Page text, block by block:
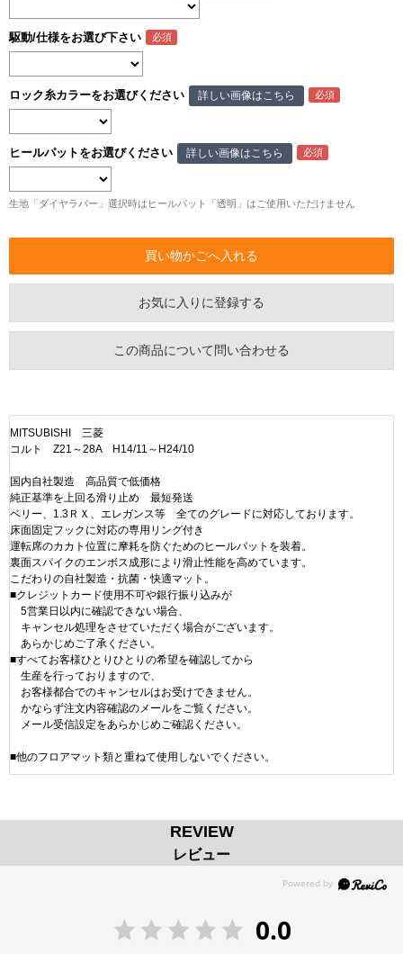
駆動/仕様をお選び下さい
ロック糸カラーをお選びください 詳しい画像はこちら
ヒールパットをお選びください 詳しい画像はこちら
生地「ダイヤラバー」選択時はヒールパット「透明」はご使用いただけません
お気に入りに登録する
この商品について問い合わせる
MITSUBISHI 三菱
コルト Z21～28A H14/11～H24/10
国内自社製造 高品質で低価格
純正基準を上回る滑り止め 最短発送
ベリー、1.3ＲＸ、エレガンス等 全てのグレードに対応しております。
床面固定フックに対応の専用リング付き
運転席のカカト位置に摩耗を防ぐためのヒールパットを装着。
裏面スパイクのエンボス成形により滑止性能を高めています。
こだわりの自社製造・抗菌・快適マット。
■クレジットカード使用不可や銀行振り込みが
5営業日以内に確認できない場合、
キャンセル処理をさせていただく場合がございます。
あらかじめご了承ください。
■すべてお客様ひとりひとりの希望を確認してから
生産を行っておりますので、
お客様都合でのキャンセルはお受けできません。
かならず注文内容確認のメールをご覧ください。
メール受信設定をあらかじめご確認ください。
■他のフロアマット類と重ねて使用しないでください。
REVIEW
レビュー
0.0